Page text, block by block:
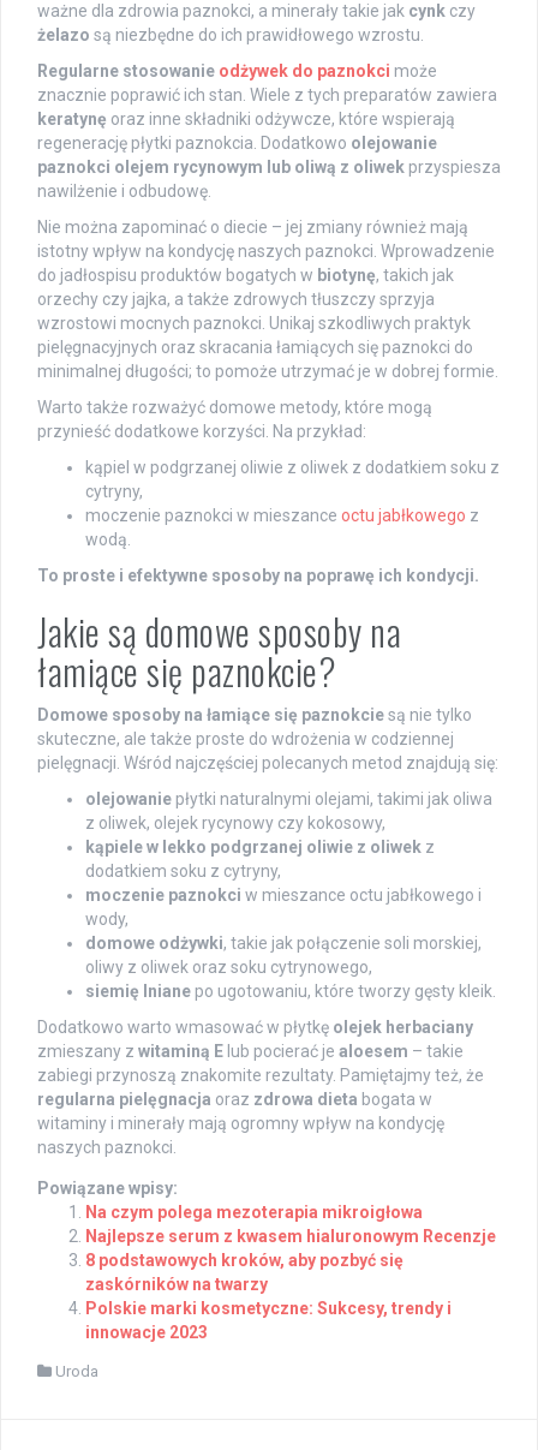
ważne dla zdrowia paznokci, a minerały takie jak cynk czy
żelazo są niezbędne do ich prawidłowego wzrostu.
Regularne stosowanie odżywek do paznokci może
znacznie poprawić ich stan. Wiele z tych preparatów zawiera
keratynę oraz inne składniki odżywcze, które wspierają
regenerację płytki paznokcia. Dodatkowo olejowanie
paznokci olejem rycynowym lub oliwą z oliwek przyspiesza
nawilżenie i odbudowę.
Nie można zapominać o diecie – jej zmiany również mają
istotny wpływ na kondycję naszych paznokci. Wprowadzenie
do jadłospisu produktów bogatych w biotynę, takich jak
orzechy czy jajka, a także zdrowych tłuszczy sprzyja
wzrostowi mocnych paznokci. Unikaj szkodliwych praktyk
pielęgnacyjnych oraz skracania łamiących się paznokci do
minimalnej długości; to pomoże utrzymać je w dobrej formie.
Warto także rozważyć domowe metody, które mogą
przynieść dodatkowe korzyści. Na przykład:
kąpiel w podgrzanej oliwie z oliwek z dodatkiem soku z
cytryny,
moczenie paznokci w mieszance octu jabłkowego z
wodą.
To proste i efektywne sposoby na poprawę ich kondycji.
Jakie są domowe sposoby na
łamiące się paznokcie?
Domowe sposoby na łamiące się paznokciesą nie tylko
skuteczne, ale także proste do wdrożenia w codziennej
pielęgnacji. Wśród najczęściej polecanych metod znajdują się:
olejowanie płytki naturalnymi olejami, takimi jak oliwa
z oliwek, olejek rycynowy czy kokosowy,
kąpiele w lekko podgrzanej oliwie z oliwek z
dodatkiem soku z cytryny,
moczenie paznokci w mieszance octu jabłkowego i
wody,
domowe odżywki, takie jak połączenie soli morskiej,
oliwy z oliwek oraz soku cytrynowego,
siemię lniane po ugotowaniu, które tworzy gęsty kleik.
Dodatkowo warto wmasować w płytkę olejek herbaciany
zmieszany z witaminą E lub pocierać je aloesem – takie
zabiegi przynoszą znakomite rezultaty. Pamiętajmy też, że
regularna pielęgnacja oraz zdrowa dieta bogata w
witaminy i minerały mają ogromny wpływ na kondycję
naszych paznokci.
Powiązane wpisy:
Na czym polega mezoterapia mikroigłowa
Najlepsze serum z kwasem hialuronowym Recenzje
8 podstawowych kroków, aby pozbyć się
zaskórników na twarzy
Polskie marki kosmetyczne: Sukcesy, trendy i
innowacje 2023
Uroda